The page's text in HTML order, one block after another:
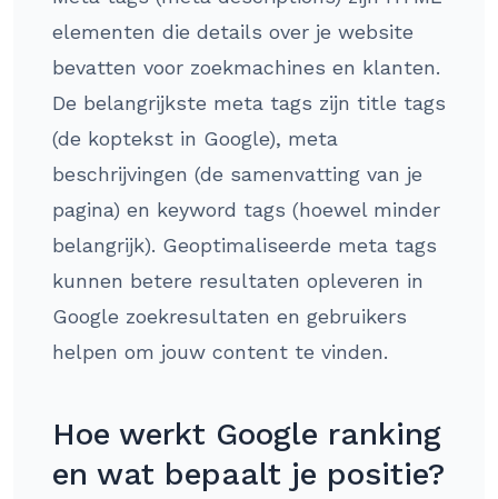
elementen die details over je website
bevatten voor zoekmachines en klanten.
De belangrijkste meta tags zijn title tags
(de koptekst in Google), meta
beschrijvingen (de samenvatting van je
pagina) en keyword tags (hoewel minder
belangrijk). Geoptimaliseerde meta tags
kunnen betere resultaten opleveren in
Google zoekresultaten en gebruikers
helpen om jouw content te vinden.
Hoe werkt Google ranking
en wat bepaalt je positie?